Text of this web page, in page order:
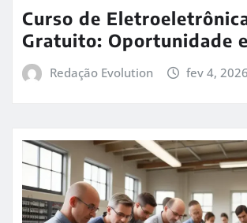
Curso de
Gratuito: Oportunidade
Redação Evolution fev 4, 2026